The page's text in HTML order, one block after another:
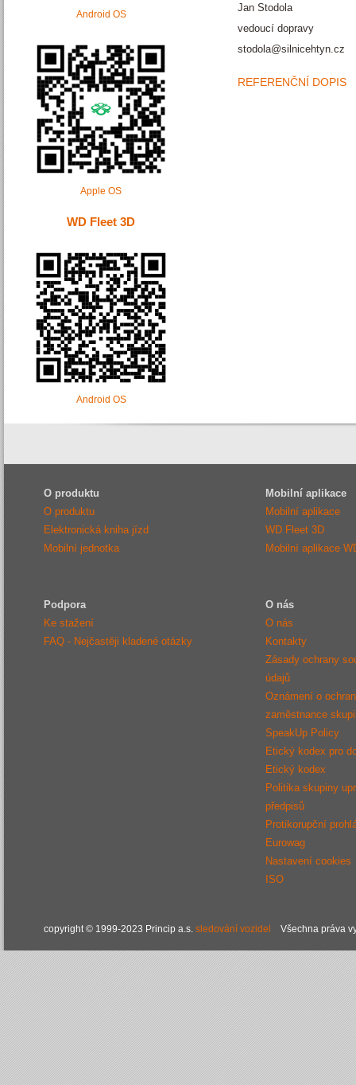
Android OS
Apple OS
WD Fleet 3D
Android OS
Jan Stodola
vedoucí dopravy
stodola@silnicehtyn.cz
REFERENČNÍ DOPIS
O produktu
O produktu
Elektronická kniha jízd
Mobilní jednotka
Mobilní aplikace
Mobilní aplikace
WD Fleet 3D
Mobilní aplikace
Podpora
Ke stažení
FAQ - Nejčastěji kladené otázky
O nás
O nás
Kontakty
Zásady ochrany
údajů
Oznámení o
zaměstnance
SpeakUp Policy
Etický kodex pro
Etický kodex
Politika skupiny
předpisů
Protikorupční
Eurowag
Nastavení cookies
ISO
copyright © 1999-2023 Princip a.s. sledování vozidel Všechna práva